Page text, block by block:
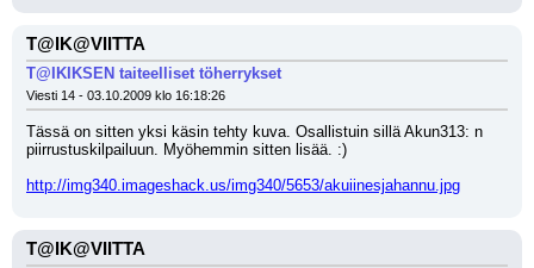
T@IK@VIITTA
T@IKIKSEN taiteelliset töherrykset
Viesti 14 - 03.10.2009 klo 16:18:26
Tässä on sitten yksi käsin tehty kuva. Osallistuin sillä Akun313: n
piirrustuskilpailuun. Myöhemmin sitten lisää. :)
http://img340.imageshack.us/img340/5653/akuiinesjahannu.jpg
T@IK@VIITTA